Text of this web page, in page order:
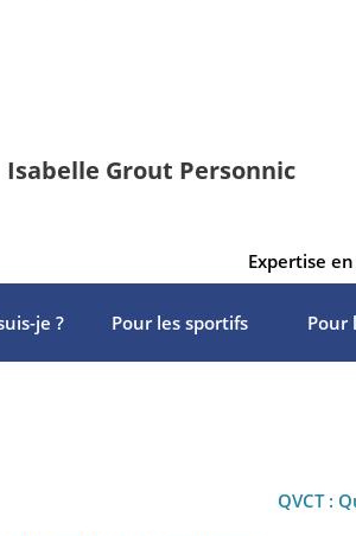
Isabelle Grout Personnic
Expertise
je ? Pour les sportifs Pour
QVCT :